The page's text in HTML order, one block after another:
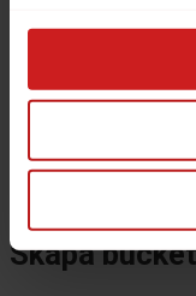
This article is also
kallade buckets.
och mappar.
Skapa